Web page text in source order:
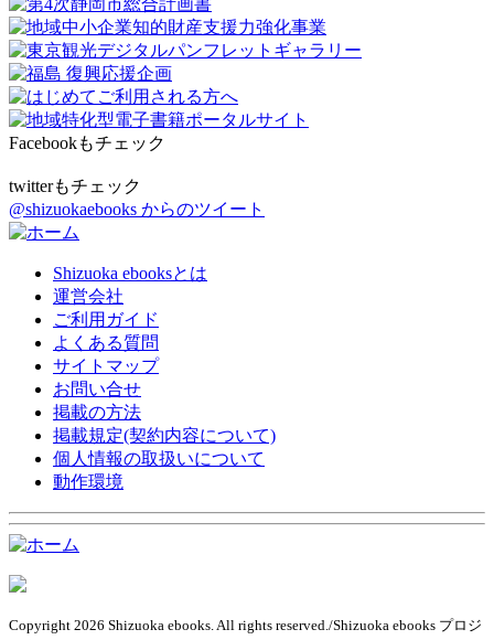
Facebookもチェック
twitterもチェック
@shizuokaebooks からのツイート
Shizuoka ebooksとは
運営会社
ご利用ガイド
よくある質問
サイトマップ
お問い合せ
掲載の方法
掲載規定(契約内容について)
個人情報の取扱いについて
動作環境
Copyright 2026 Shizuoka ebooks. All rights reserved./Shizuoka ebooks プロジ